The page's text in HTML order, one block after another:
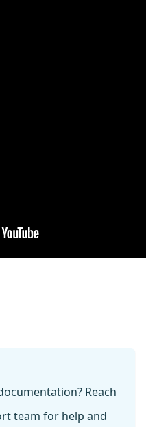
Reach
team for help and